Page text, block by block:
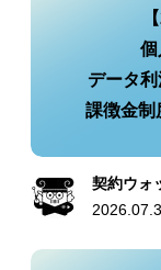
個
データ
課徴金制
契約ウォ